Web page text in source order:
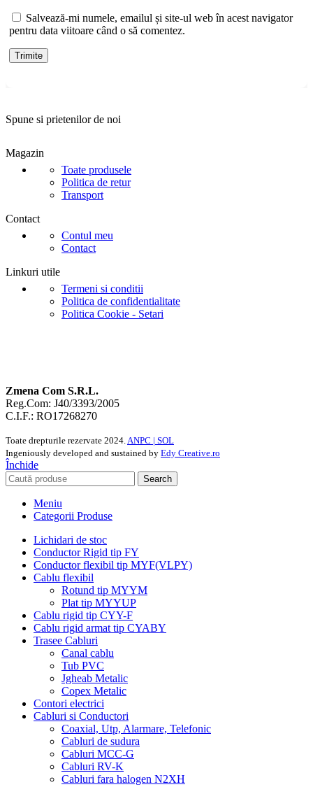
Salvează-mi numele, emailul și site-ul web în acest navigator
pentru data viitoare când o să comentez.
Spune si prietenilor de noi
Magazin
Toate produsele
Politica de retur
Transport
Contact
Contul meu
Contact
Linkuri utile
Termeni si conditii
Politica de confidentialitate
Politica Cookie - Setari
Zmena Com S.R.L.
Reg.Com: J40/3393/2005
C.I.F.: RO17268270
Toate drepturile rezervate 2024.ANPC | SOL
Ingeniously developed and sustained by Edy Creative.ro
Închide
Search
Meniu
Categorii Produse
Lichidari de stoc
Conductor Rigid tip FY
Conductor flexibil tip MYF(VLPY)
Cablu flexibil
Rotund tip MYYM
Plat tip MYYUP
Cablu rigid tip CYY-F
Cablu rigid armat tip CYABY
Trasee Cabluri
Canal cablu
Tub PVC
Jgheab Metalic
Copex Metalic
Contori electrici
Cabluri si Conductori
Coaxial, Utp, Alarmare, Telefonic
Cabluri de sudura
Cabluri MCC-G
Cabluri RV-K
Cabluri fara halogen N2XH